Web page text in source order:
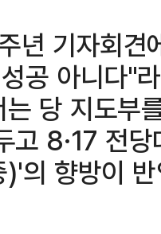
년 기자회견
공 아니다"
당 지도부
고 8·17 전
의 향방이